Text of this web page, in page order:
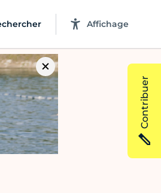
Affichage
Contribuer